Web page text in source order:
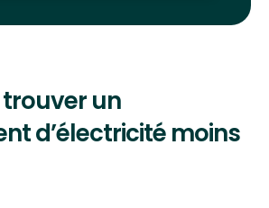
un
d’électricité moins